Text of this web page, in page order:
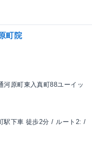
町院
河原町東入真町88ユーイッ
駅下車 徒歩2分 / ルート2: /